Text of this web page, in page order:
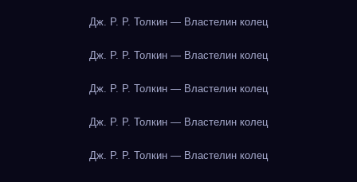
Дж. Р. Р. Толкин — Властелин колец
Дж. Р. Р. Толкин — Властелин колец
Дж. Р. Р. Толкин — Властелин колец
Дж. Р. Р. Толкин — Властелин колец
Дж. Р. Р. Толкин — Властелин колец